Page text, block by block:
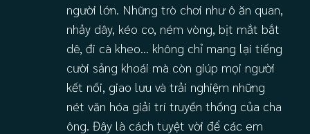
người lớn. Những trò chơi như ô ăn quan,
nhảy dây, kéo co, ném vòng, bịt mắt bắt
dê, đi cà kheo… không chỉ mang lại tiếng
cười sảng khoái mà còn giúp mọi người
kết nối, giao lưu và trải nghiệm những
nét văn hóa giải trí truyền thống của cha
ông. Đây là cách tuyệt vời để các em